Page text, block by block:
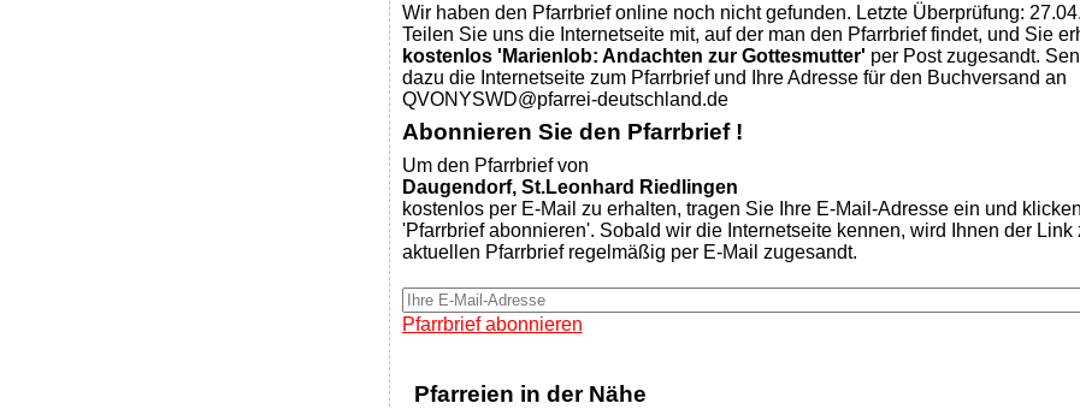
Wir haben den Pfarrbrief online noch nicht gefunden. Letzte Überprüfung:
Teilen Sie uns die Internetseite mit, auf der man den Pfarrbrief findet, und Sie
kostenlos 'Marienlob: Andachten zur Gottesmutter' per Post zugesandt.
dazu die Internetseite zum Pfarrbrief und Ihre Adresse für den Buchversand an
QVONYSWD@pfarrei-deutschland.de
Abonnieren Sie den Pfarrbrief !
Um den Pfarrbrief von
Daugendorf, St.Leonhard Riedlingen
kostenlos per E-Mail zu erhalten, tragen Sie Ihre E-Mail-Adresse ein und
'Pfarrbrief abonnieren'. Sobald wir die Internetseite kennen, wird Ihnen der Link
aktuellen Pfarrbrief regelmäßig per E-Mail zugesandt.
Pfarrbrief abonnieren
Pfarreien in der Nähe